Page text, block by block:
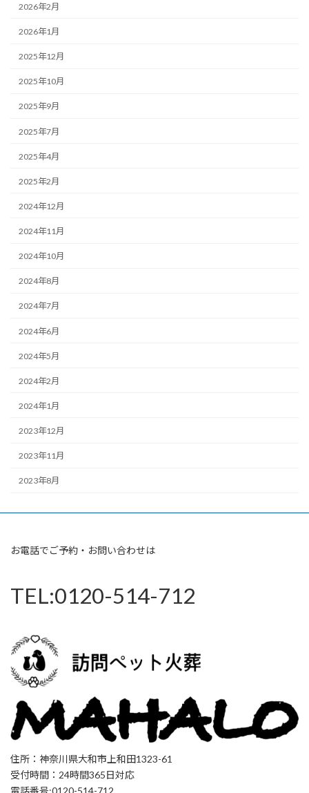
2026年2月
2026年1月
2025年12月
2025年10月
2025年9月
2025年7月
2025年4月
2025年2月
2024年12月
2024年11月
2024年10月
2024年8月
2024年7月
2024年6月
2024年5月
2024年2月
2024年1月
2023年12月
2023年11月
2023年8月
お電話でご予約・お問い合わせは
TEL:0120-514-712
住所：神奈川県大和市上和田1323-61
受付時間：24時間365日対応